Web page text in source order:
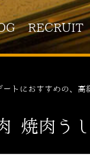
RECRUIT
ートにおすすめの、
焼肉う